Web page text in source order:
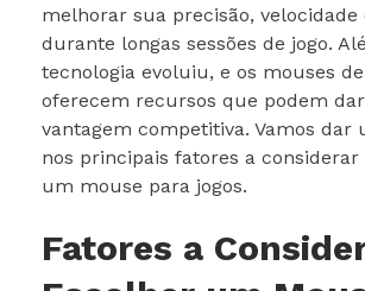
melhorar sua precisão, velocidade
durante longas sessões de jogo.
tecnologia evoluiu, e os mouses
oferecem recursos que podem
vantagem competitiva. Vamos dar
nos principais fatores a considerar
um mouse para jogos.
Fatores a